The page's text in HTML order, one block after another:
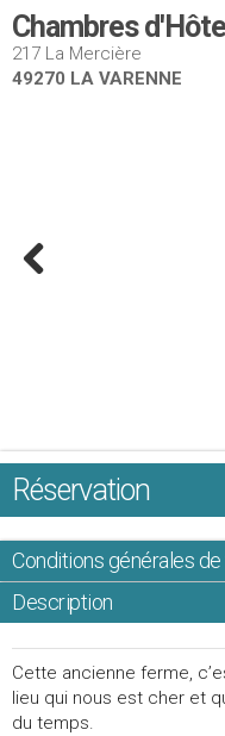
Chambres
217 La Mercière
49270 LA VARENNE
Réservation
Conditions générales
Description
Cette ancienne ferme,
lieu qui nous est cher et
du temps.